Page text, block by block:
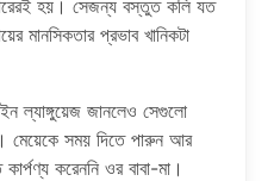
হয়। সেজন্য বস্তুত কলি যত
মানসিকতার প্রভাব খানিকটা
ল্যাঙ্গুয়েজ জানলেও সেগুলো
মেয়েকে সময় দিতে পারুন আর
করেননি ওর বাবা-মা।